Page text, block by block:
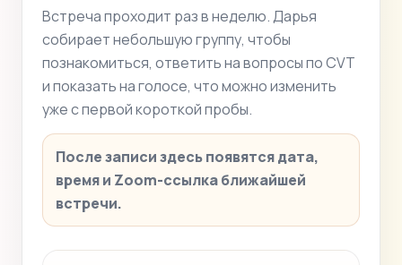
Встреча проходит раз в неделю. Дарья
собирает небольшую группу, чтобы
познакомиться, ответить на вопросы по CVT
и показать на голосе, что можно изменить
уже с первой короткой пробы.
После записи здесь появятся дата,
время и Zoom-ссылка ближайшей
встречи.